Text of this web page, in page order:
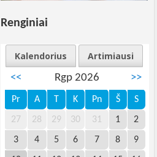
Renginiai
Kalendorius
Artimiausi
<<
Rgp 2026 >>
Pr A T K Pn Š S
27 28 29 30 31 1 2
3 4 5 6 7 8 9